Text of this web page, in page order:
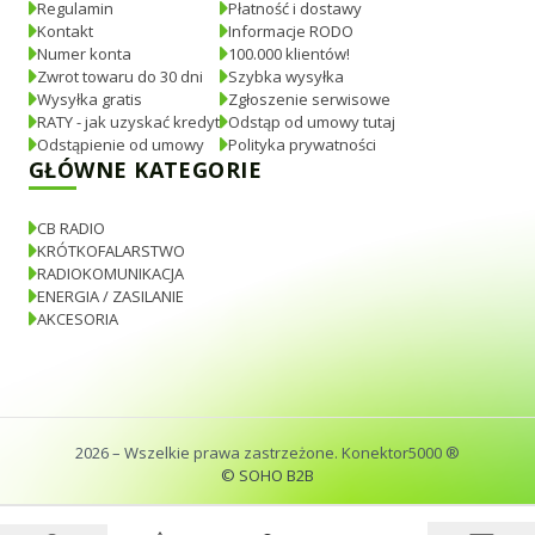
Regulamin
Kontakt
Numer konta
Zwrot towaru do 30 dni
Wysyłka gratis
RATY - jak uzyskać kredyt
Odstąpienie od umowy
Płatność i dostawy
Informacje RODO
100.000 klientów!
Szybka wysyłka
Zgłoszenie serwisowe
Odstąp od umowy tutaj
Polityka prywatności
GŁÓWNE KATEGORIE
CB RADIO
KRÓTKOFALARSTWO
RADIOKOMUNIKACJA
ENERGIA / ZASILANIE
AKCESORIA
2026– Wszelkie prawa zastrzeżone. Konektor5000 ®
© SOHO B2B